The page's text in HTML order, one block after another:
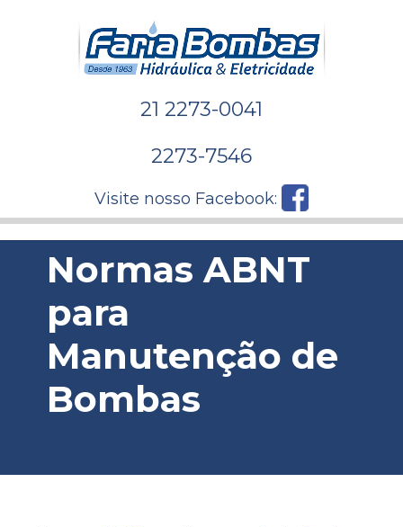
21 2273-0041
2273-7546
Visite nosso Facebook:
Normas ABNT
para
Manutenção de
Bombas